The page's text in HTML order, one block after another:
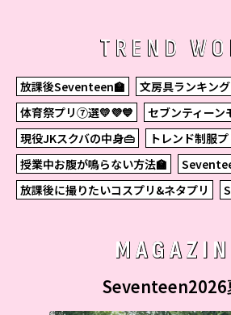
TREND
放課後Seventeen🏫
文房具ランキン
体育祭プリ⑦選💛💜💙
セブンティーン
現役JKスクバの中身👜
トレンド制服
授業中お腹が鳴らない方法🏫
放課後に撮りたいコスプリ&ネタプリ
Seventeen2026